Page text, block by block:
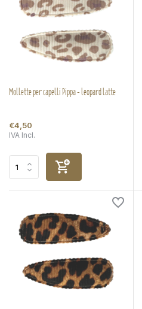
Mollette per capelli Pippa - leopard latte
€4,50
IVA Incl.